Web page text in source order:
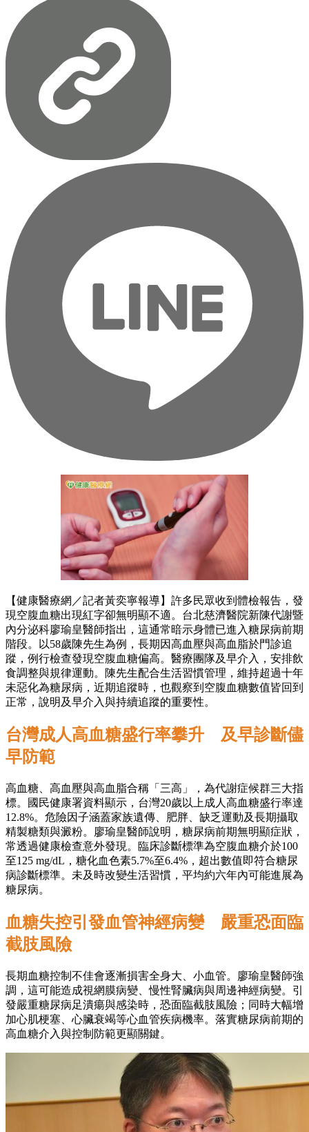
【健康醫療網／記者黃奕寧報導】許多民眾收到體檢報告，發
現空腹血糖出現紅字卻無明顯不適。台北慈濟醫院新陳代謝暨
內分泌科廖瑜皇醫師指出，這通常暗示身體已進入糖尿病前期
階段。以58歲陳先生為例，長期因高血壓與高血脂於門診追
蹤，例行檢查發現空腹血糖偏高。醫療團隊及早介入，安排飲
食調整與規律運動。陳先生配合生活習慣管理，維持超過十年
未惡化為糖尿病，近期追蹤時，也觀察到空腹血糖數值皆回到
正常，說明及早介入與持續追蹤的重要性。
台灣成人高血糖盛行率攀升 及早診斷儘
早防範
高血糖、高血壓與高血脂合稱「三高」，為代謝症候群三大指
標。國民健康署資料顯示，台灣20歲以上成人高血糖盛行率達
12.8%。危險因子涵蓋家族遺傳、肥胖、缺乏運動及長期攝取
精製糖類與澱粉。廖瑜皇醫師說明，糖尿病前期無明顯症狀，
常透過健康檢查意外發現。臨床診斷標準為空腹血糖介於100
至125 mg/dL，糖化血色素5.7%至6.4%，超出數值即符合糖尿
病診斷標準。未及時改變生活習慣，平均約六年內可能進展為
糖尿病。
血糖失控引發血管神經病變 嚴重恐面臨
截肢風險
長期血糖控制不佳會逐漸損害全身大、小血管。廖瑜皇醫師強
調，這可能造成視網膜病變、慢性腎臟病與周邊神經病變。引
發嚴重糖尿病足潰瘍與感染時，恐面臨截肢風險；同時大幅增
加心肌梗塞、心臟衰竭等心血管疾病機率。落實糖尿病前期的
高血糖介入與控制防範更顯關鍵。